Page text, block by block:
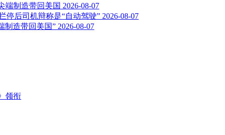
端制造带回美国 2026-08-07
停后司机辩称是“自动驾驶” 2026-08-07
制造带回美国” 2026-08-07
领衔